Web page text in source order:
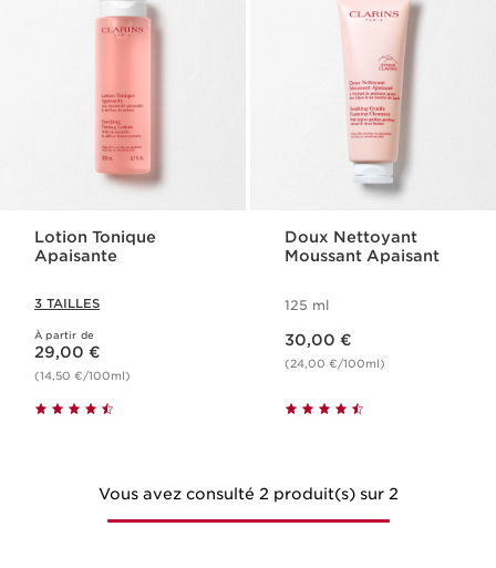
Lotion Tonique
Apaisante
3 TAILLES
À partir de
Nouveau prix 29,00 €
29,00 €
(14,50 €/100ml)
Doux Nettoyant
Moussant Apaisant
125 ml
30,00 €
(24,00 €/100ml)
Vous avez consulté 2 produit(s) sur 2